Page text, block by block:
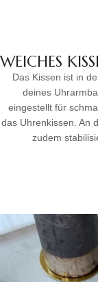
WEICHES
Das Kissen ist in
deines
eingestellt für
das Uhrenkissen. An
zudem